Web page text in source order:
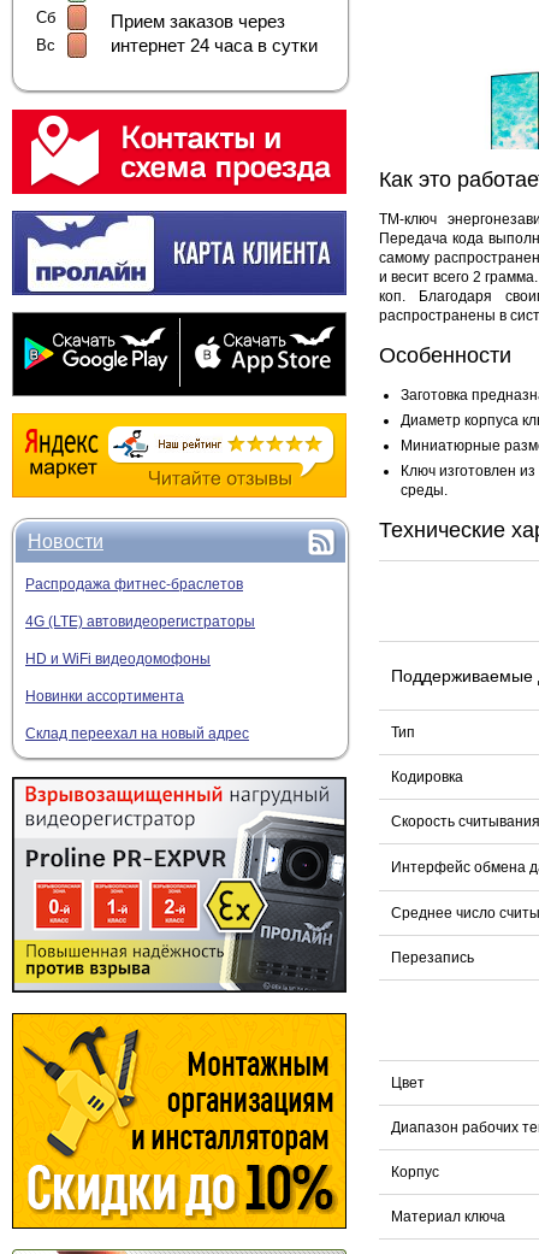
Сб
Вс
Прием заказов через
интернет 24 часа в сутки
Новости
Распродажа фитнес-браслетов
4G (LTE) автовидеорегистраторы
HD и WiFi видеодомофоны
Новинки ассортимента
Склад переехал на новый адрес
Как это
ТМ-ключ
Передача кода
самому
и весит всего 2
коп. Благодаря
распространены в
Особенности
Заготовка
Диаметр корпуса
Миниатюрные
Ключ изготовлен
среды.
Технические
Поддерживаемые
Тип
Кодировка
Скорость считывания
Интерфейс обмена
Среднее число
Перезапись
Цвет
Диапазон рабочих
Корпус
Материал ключа